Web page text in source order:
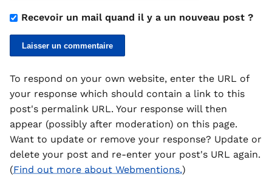
Recevoir un mail quand il y a un nouveau post ?
To respond on your own website, enter the URL of
your response which should contain a link to this
post's permalink URL. Your response will then
appear (possibly after moderation) on this page.
Want to update or remove your response? Update or
delete your post and re-enter your post's URL again.
(Find out more about Webmentions.)